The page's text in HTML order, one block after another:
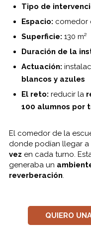
Tipo de
Espacio: comedor
Superficie: 130 m²
Duración de la
Actuación:
blancos y azules
El reto: reducir la
100 alumnos por
El comedor de la
donde podían llegar a
vez en cada turno.
generaba un
reverberación.
QUIERO